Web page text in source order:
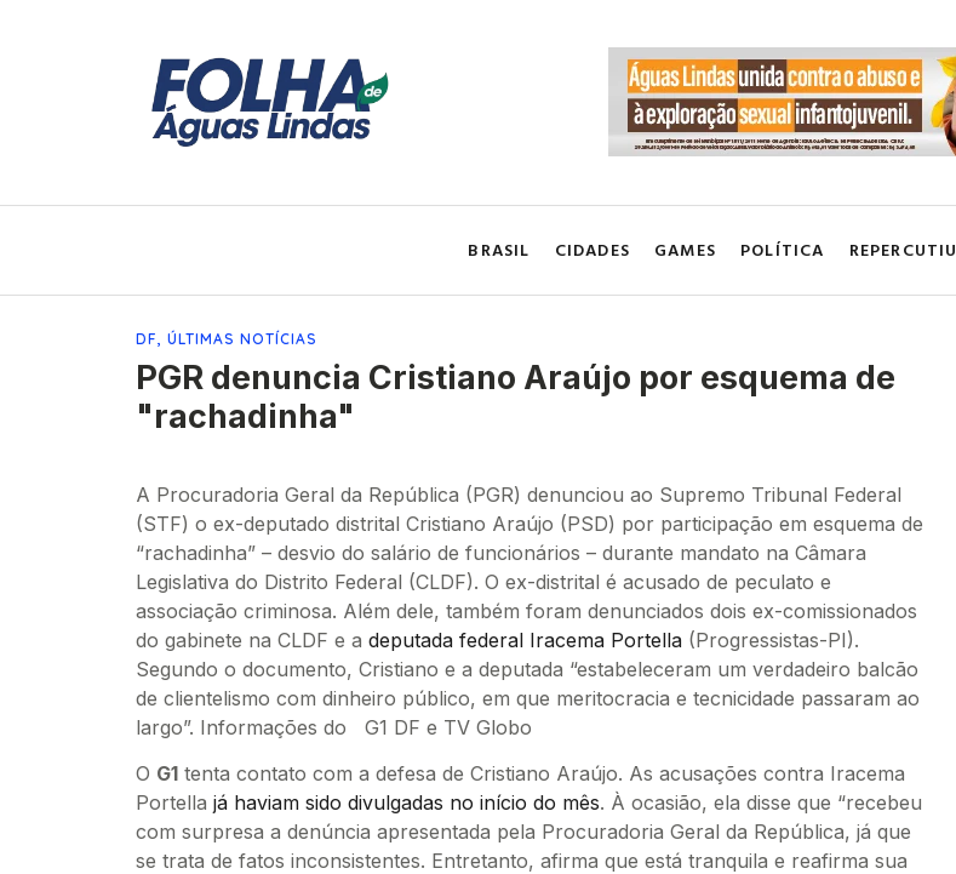
BRASIL CIDADES GAMES POLÍTICA REPERCUTIU
DF ÚLTIMAS NOTÍCIAS
PGR denuncia Cristiano Araújo por esquema de
"rachadinha"
A Procuradoria Geral da República (PGR) denunciou ao Supremo Tribunal Federal
(STF) o ex-deputado distrital Cristiano Araújo (PSD) por participação em esquema de
“rachadinha” – desvio do salário de funcionários – durante mandato na Câmara
Legislativa do Distrito Federal (CLDF). O ex-distrital é acusado de peculato e
associação criminosa. Além dele, também foram denunciados dois ex-comissionados
do gabinete na CLDF e a deputada federal Iracema Portella (Progressistas-PI).
Segundo o documento, Cristiano e a deputada “estabeleceram um verdadeiro balcão
de clientelismo com dinheiro público, em que meritocracia e tecnicidade passaram ao
largo”. Informações do G1 DF e TV Globo
O G1 tenta contato com a defesa de Cristiano Araújo. As acusações contra Iracema
Portella já haviam sido divulgadas no início do mês. À ocasião, ela disse que “recebeu
com surpresa a denúncia apresentada pela Procuradoria Geral da República, já que
se trata de fatos inconsistentes. Entretanto, afirma que está tranquila e reafirma sua